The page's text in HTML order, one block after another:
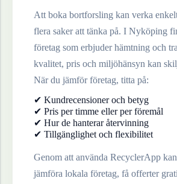
Att boka bortforsling kan verka
flera saker att tänka på. I Nyköping
företag som erbjuder hämtning och
kvalitet, pris och miljöhänsyn kan
När du jämför företag, titta på:
✔ Kundrecensioner och betyg
✔ Pris per timme eller per föremål
✔ Hur de hanterar återvinning
✔ Tillgänglighet och flexibilitet
Genom att använda RecyclerApp
jämföra lokala företag, få offerter